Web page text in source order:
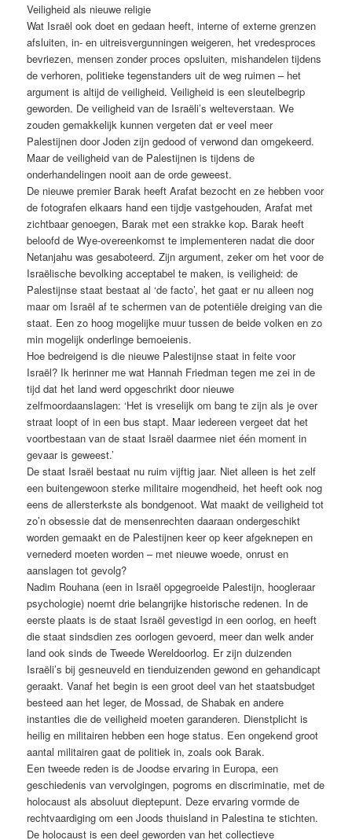
Veiligheid als nieuwe religie
Wat Israël ook doet en gedaan heeft, interne of externe grenzen
afsluiten, in- en uitreisvergunningen weigeren, het vredesproces
bevriezen, mensen zonder proces opsluiten, mishandelen tijdens
de verhoren, politieke tegenstanders uit de weg ruimen – het
argument is altijd de veiligheid. Veiligheid is een sleutelbegrip
geworden. De veiligheid van de Israëli’s welteverstaan. We
zouden gemakkelijk kunnen vergeten dat er veel meer
Palestijnen door Joden zijn gedood of verwond dan omgekeerd.
Maar de veiligheid van de Palestijnen is tijdens de
onderhandelingen nooit aan de orde geweest.
De nieuwe premier Barak heeft Arafat bezocht en ze hebben voor
de fotografen elkaars hand een tijdje vastgehouden, Arafat met
zichtbaar genoegen, Barak met een strakke kop. Barak heeft
beloofd de Wye-overeenkomst te implementeren nadat die door
Netanjahu was gesaboteerd. Zijn argument, zeker om het voor de
Israëlische bevolking acceptabel te maken, is veiligheid: de
Palestijnse staat bestaat al ‘de facto’, het gaat er nu alleen nog
maar om Israël af te schermen van de potentiële dreiging van die
staat. Een zo hoog mogelijke muur tussen de beide volken en zo
min mogelijk onderlinge bemoeienis.
Hoe bedreigend is die nieuwe Palestijnse staat in feite voor
Israël? Ik herinner me wat Hannah Friedman tegen me zei in de
tijd dat het land werd opgeschrikt door nieuwe
zelfmoordaanslagen: ‘Het is vreselijk om bang te zijn als je over
straat loopt of in een bus stapt. Maar iedereen vergeet dat het
voortbestaan van de staat Israël daarmee niet één moment in
gevaar is geweest.’
De staat Israël bestaat nu ruim vijftig jaar. Niet alleen is het zelf
een buitengewoon sterke militaire mogendheid, het heeft ook nog
eens de allersterkste als bondgenoot. Wat maakt de veiligheid tot
zo’n obsessie dat de mensenrechten daaraan ondergeschikt
worden gemaakt en de Palestijnen keer op keer afgeknepen en
vernederd moeten worden – met nieuwe woede, onrust en
aanslagen tot gevolg?
Nadim Rouhana (een in Israël opgegroeide Palestijn, hoogleraar
psychologie) noemt drie belangrijke historische redenen. In de
eerste plaats is de staat Israël gevestigd in een oorlog, en heeft
die staat sindsdien zes oorlogen gevoerd, meer dan welk ander
land ook sinds de Tweede Wereldoorlog. Er zijn duizenden
Israëli’s bij gesneuveld en tienduizenden gewond en gehandicapt
geraakt. Vanaf het begin is een groot deel van het staatsbudget
besteed aan het leger, de Mossad, de Shabak en andere
instanties die de veiligheid moeten garanderen. Dienstplicht is
heilig en militairen hebben een hoge status. Een ongekend groot
aantal militairen gaat de politiek in, zoals ook Barak.
Een tweede reden is de Joodse ervaring in Europa, een
geschiedenis van vervolgingen, pogroms en discriminatie, met de
holocaust als absoluut dieptepunt. Deze ervaring vormde de
rechtvaardiging om een Joods thuisland in Palestina te stichten.
De holocaust is een deel geworden van het collectieve